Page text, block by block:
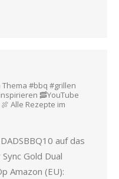
#bbq #grillen
🥓YouTube
🍖 Alle Rezepte im